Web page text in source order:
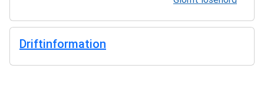
Driftinformation